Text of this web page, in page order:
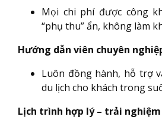
Mọi chi phí được công
“phụ thu” ẩn, không làm
Hướng dẫn viên chuyên
Luôn đồng hành, hỗ trợ
du lịch cho khách trong
Lịch trình hợp lý – trải